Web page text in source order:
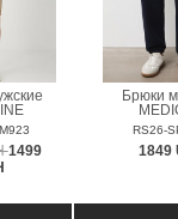
1499
Брюки
RS26-
1849